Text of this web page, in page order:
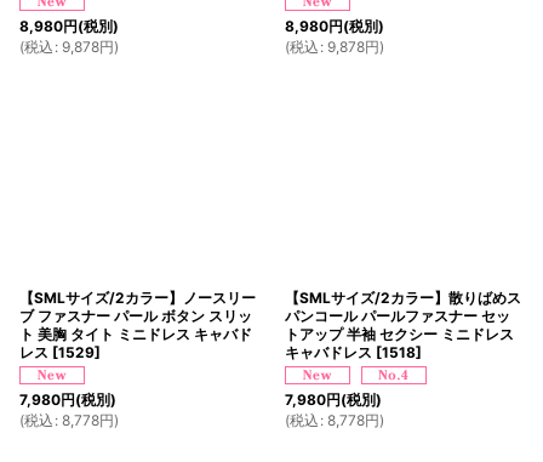
8,980円(税別)
(税込 : 9,878円)
8,980円(税別)
(税込 : 9,878円)
【SMLサイズ/2カラー】ノースリー
ブ ファスナー パール ボタン スリッ
ト 美胸 タイト ミニドレス キャバド
レス [1529]
7,980円(税別)
(税込 : 8,778円)
【SMLサイズ/2カラー】散りばめス
パンコール パールファスナー セッ
トアップ 半袖 セクシー ミニドレス
キャバドレス [1518]
7,980円(税別)
(税込 : 8,778円)